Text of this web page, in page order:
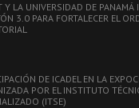
Y LA UNIVERSIDAD DE PANAMÁ
3.0 PARA FORTALECER EL
DE ICADEL EN LA
POR EL INSTITUTO
(ITSE)